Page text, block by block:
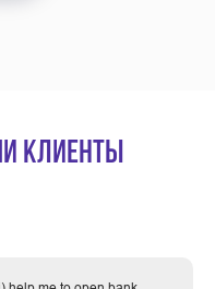
клиенты